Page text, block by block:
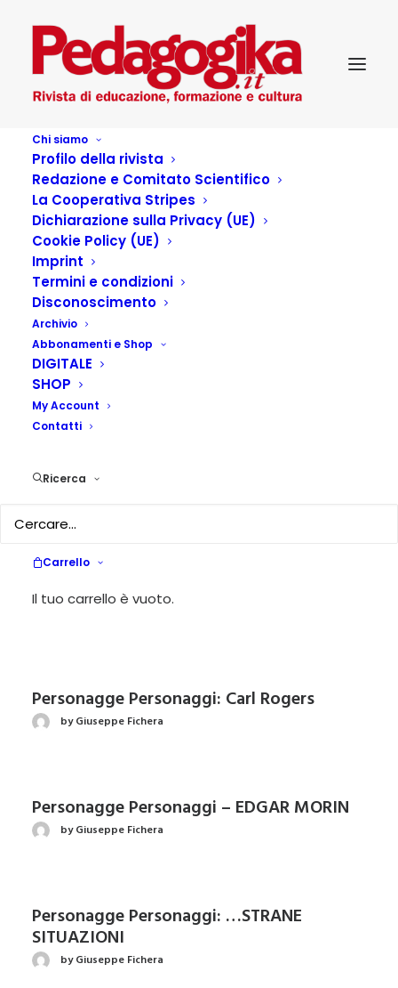
Chi siamo
Profilo della rivista
Redazione e Comitato Scientifico
La Cooperativa Stripes
Dichiarazione sulla Privacy (UE)
Cookie Policy (UE)
Imprint
Termini e condizioni
Disconoscimento
Archivio
Abbonamenti e Shop
DIGITALE
SHOP
My Account
Contatti
Ricerca
Carrello
Il tuo carrello è vuoto.
Autore: Giuseppe Fichera
Articoli dell'autore
Andrà tutto… “incerto”: l’immunità
by Giuseppe Fichera
Personagge e Personaggi – MARIA
MONTESSORI
Personagge Personaggi: Carl Rogers
by Giuseppe Fichera
Personagge Personaggi – EDGAR MORIN
by Giuseppe Fichera
Personagge Personaggi: …STRANE
SITUAZIONI
by Giuseppe Fichera